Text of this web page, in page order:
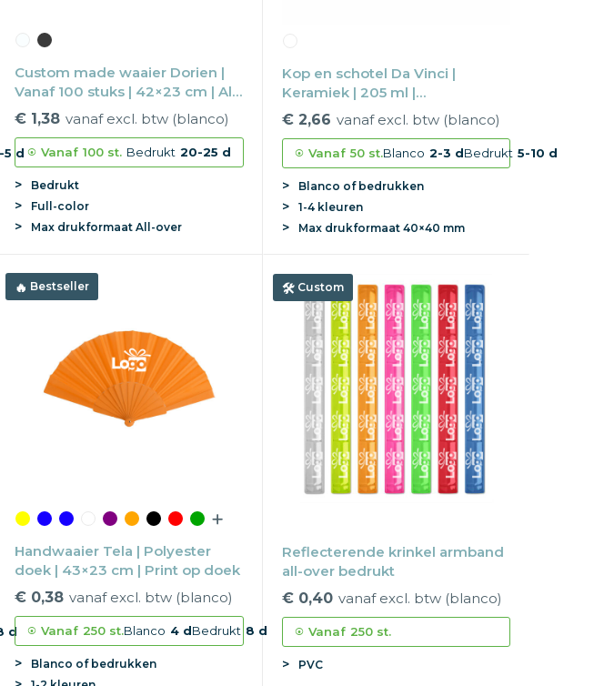
5 d
Custom made waaier Dorien |
Vanaf 100 stuks | 42×23 cm | All-
over
€ 1,38 vanaf excl. btw (blanco)
Vanaf 100 st. Bedrukt 20-25 d
Bedrukt
Full-color
Max drukformaatAll-over
Kop en schotel Da Vinci |
Keramiek | 205 ml |
Vaatwasserbestendig
€ 2,66 vanaf excl. btw (blanco)
Vanaf 50 st.Blanco 2-3 dBedrukt 5-10 d
Blanco of bedrukken
1-4 kleuren
Max drukformaat 40×40 mm
d
Bestseller
Handwaaier Tela | Polyester
doek | 43×23 cm | Print op doek
€ 0,38 vanaf excl. btw (blanco)
Vanaf 250 st.Blanco 4 dBedrukt 8 d
Blanco of bedrukken
Custom
Reflecterende krinkel armband
all-over bedrukt
€ 0,40 vanaf excl. btw (blanco)
Vanaf 250 st.
PVC